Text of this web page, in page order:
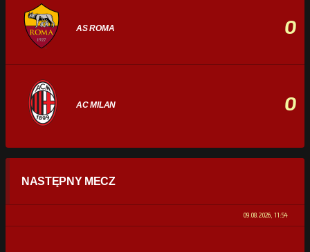
AS ROMA 0
AC MILAN 0
STATYSTYKI
0% 100%
NASTĘPNY MECZ
09.08.2026, 11:54